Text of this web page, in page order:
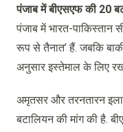
पंजाब में बीएसएफ की 20
पंजाब में भारत-पाकिस्तान
रूप से तैनात’ हैं. जबकि
अनुसार इस्तेमाल के लिए
अमृतसर और तरनतारन
बटालियन की मांग की है.